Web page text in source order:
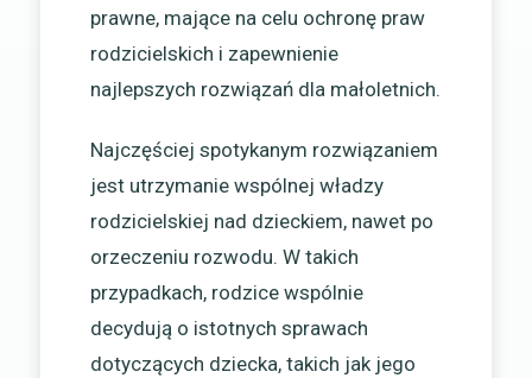
prawne, mające na celu ochronę praw
rodzicielskich i zapewnienie
najlepszych rozwiązań dla małoletnich.
Najczęściej spotykanym rozwiązaniem
jest utrzymanie wspólnej władzy
rodzicielskiej nad dzieckiem, nawet po
orzeczeniu rozwodu. W takich
przypadkach, rodzice wspólnie
decydują o istotnych sprawach
dotyczących dziecka, takich jak jego